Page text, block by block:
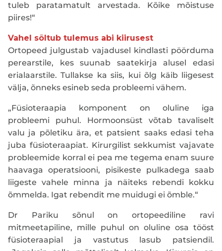
tuleb paratamatult arvestada. Kõike mõistuse
piires!“
Vahel sõltub tulemus abi kiirusest
Ortopeed julgustab vajadusel kindlasti pöörduma
perearstile, kes suunab saatekirja alusel edasi
erialaarstile. Tullakse ka siis, kui õlg käib liigesest
välja, õnneks esineb seda probleemi vähem.
„Füsioteraapia komponent on oluline iga
probleemi puhul. Hormoonsüst võtab tavaliselt
valu ja põletiku ära, et patsient saaks edasi teha
juba füsioteraapiat. Kirurgilist sekkumist vajavate
probleemide korral ei pea me tegema enam suure
haavaga operatsiooni, pisikeste pulkadega saab
liigeste vahele minna ja näiteks rebendi kokku
õmmelda. Igat rebendit me muidugi ei õmble.“
Dr Pariku sõnul on ortopeediline ravi
mitmeetapiline, mille puhul on oluline osa tööst
füsioteraapial ja vastutus lasub patsiendil.